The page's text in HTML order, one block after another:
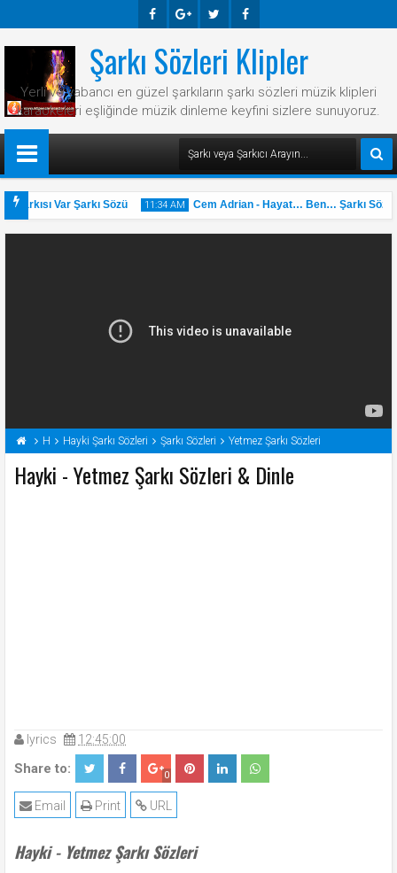
Ook E-
Plus
R Ook
Şarkı Sözleri Klipler
Yerli ve yabancı en güzel şarkıların şarkı sözleri müzik klipleri
karaokeleri eşliğinde müzik dinleme keyfini sizlere sunuyoruz.
Var Şarkı Sözü 11:34 AM
31 May
2025
Cem Adrian - Hayat… Ben… Şarkı Sözü
H Hayki Şarkı Sözleri Şarkı Sözleri Yetmez Şarkı Sözleri
Hayki - Yetmez Şarkı Sözleri & Dinle
lyrics 12:45:00
Share to: 0
URL
Print
Email
Hayki - Yetmez Şarkı Sözleri